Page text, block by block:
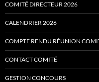
COMITÉ DIRECTEUR 2026
CALENDRIER 2026
COMPTE RENDU RÉUNION
CONTACT COMITÉ
GESTION CONCOURS